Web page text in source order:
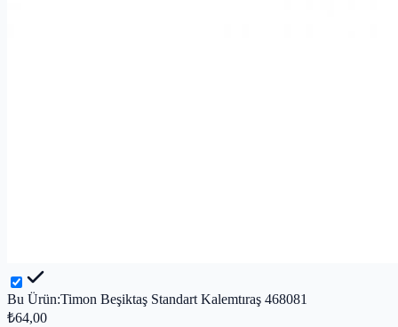
Bu Ürün:Timon Beşiktaş Standart Kalemtıraş 468081
₺64,00